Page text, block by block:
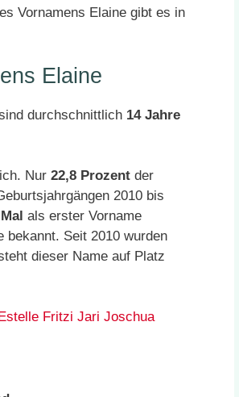
Vornamens Elaine gibt es in
Elaine
durchschnittlich 14 Jahre
Nur 22,8 Prozent der
2010 bis
als erster Vorname
bekannt. Seit 2010 wurden
dieser Name auf Platz
Fritzi Jari Joschua